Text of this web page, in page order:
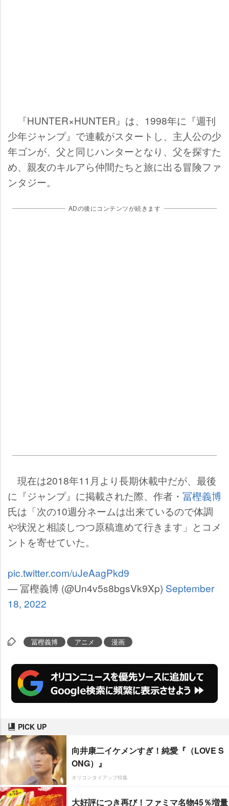
『HUNTER×HUNTER』は、1998年に『週刊
少年ジャンプ』で連載がスタートし、主人公の少
年ゴンが、父と同じハンターとなり、父を探すた
め、親友のキルアら仲間たちと旅に出る冒険ファ
ンタジー。
ADの後にコンテンツが続きます
現在は2018年11月より長期休載中だが、最後
に『ジャンプ』に掲載された際、作者・ 冨樫義博
氏は「次の10週分ネームは出来ているので体調
状況と相談しつつ原稿進めて行きます」とコメ
ントを寄せていた。
pic.twitter.com/uJeAagPkd9
— 冨樫義博 (@Un4v5s8bgsVk9Xp) September
18, 2022
冨樫義博 アニメ 漫画
PICK UP
向井康二イケメンすぎ！純愛『（LOVE S
ONG）』
オリコンタイアップ特集
大好評につき再び！ファミマ名物45％増量